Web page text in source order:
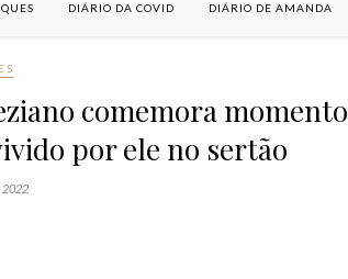
DIÁRIO DA COVID DIÁRIO DE AMANDA
comemora momento
por ele no sertão
2022